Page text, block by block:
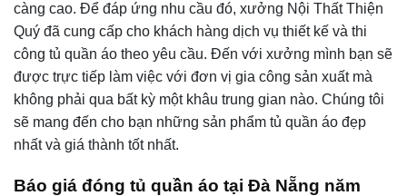
càng cao. Để đáp ứng nhu cầu đó, xưởng Nội Thất Thiện
Quý đã cung cấp cho khách hàng dịch vụ thiết kế và thi
công tủ quần áo theo yêu cầu. Đến với xưởng mình bạn sẽ
được trực tiếp làm việc với đơn vị gia công sản xuất mà
không phải qua bất kỳ một khâu trung gian nào. Chúng tôi
sẽ mang đến cho bạn những sản phẩm tủ quần áo đẹp
nhất và giá thành tốt nhất.
Báo giá đóng tủ quần áo tại Đà Nẵng năm